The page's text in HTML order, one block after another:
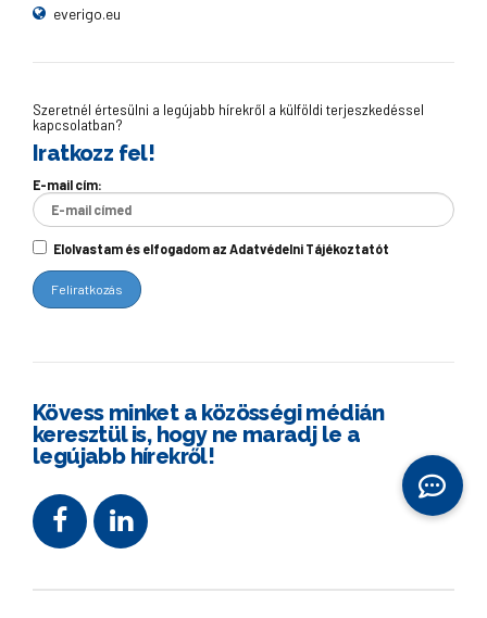
everigo.eu
Szeretnél értesülni a legújabb hírekről a külföldi terjeszkedéssel
kapcsolatban?
Iratkozz fel!
E-mail cím:
Elolvastam és elfogadom az Adatvédelni Tájékoztatót
Kövess minket a közösségi médián
keresztül is, hogy ne maradj le a
legújabb hírekről!